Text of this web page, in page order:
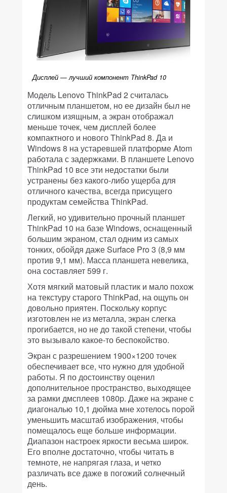
Дисплей — лучший компонент ThinkPad 10
Модель Lenovo ThinkPad 2 считалась
отличным планшетом, но ее дизайн был не
слишком изящным, а экран отображал
меньше точек, чем дисплей более
компактного и нового ThinkPad 8. Да и
Windows 8 на устаревшей платформе Atom
работала с задержками. В планшете Lenovo
ThinkPad 10 все эти недостатки были
устранены без какого-либо ущерба для
отличного качества, всегда присущего
продуктам семейства ThinkPad.
Легкий, но удивительно прочный планшет
ThinkPad 10 на базеWindows, оснащенный
большим экраном, сталодним из самых
тонких, обойдя даже Surface Pro 3 (8,9 мм
против 9,1 мм). Масса планшета невелика,
она составляет 599 г.
Хотя мягкий матовый пластик и мало похож
на текстуру старого ThinkPad, на ощупь он
довольно приятен. Поскольку корпус
изготовлен не из металла, экран слегка
прогибается, но не до такой степени, чтобы
это вызывало какое-то беспокойство.
Экран с разрешением 1900×1200 точек
обеспечивает все, что нужно для удобной
работы. Я по достоинству оценил
дополнительное пространство, выходящее
за рамки дмсплеев 1080p. Даже на экране с
диагональю 10,1 дюйма мне хотелось порой
уменьшить масштаб изображения, чтобы
помещалось еще больше информации.
Диапазон настроек яркости весьма широк.
Его вполне достаточно, чтобы читать в
темноте, не напрягая глаза, и четко
различать все даже в погожий солнечный
день.